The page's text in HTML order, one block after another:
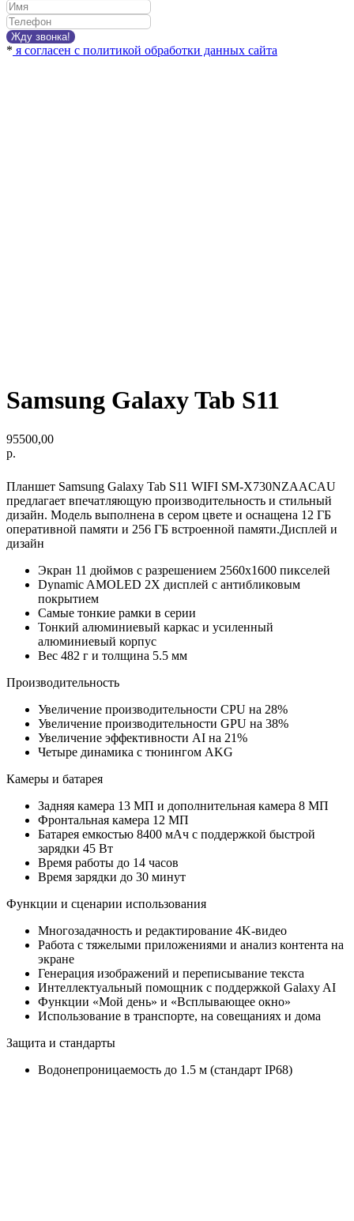
Жду звонка!
* я согласен с политикой обработки данных сайта
Samsung Galaxy Tab S11
95500,00
р.
Планшет Samsung Galaxy Tab S11 WIFI SM-X730NZAACAU
предлагает впечатляющую производительность и стильный
дизайн. Модель выполнена в сером цвете и оснащена 12 ГБ
оперативной памяти и 256 ГБ встроенной памяти.Дисплей и
дизайн
Экран 11 дюймов с разрешением 2560x1600 пикселей
Dynamic AMOLED 2X дисплей с антибликовым
покрытием
Самые тонкие рамки в серии
Тонкий алюминиевый каркас и усиленный
алюминиевый корпус
Вес 482 г и толщина 5.5 мм
Производительность
Увеличение производительности CPU на 28%
Увеличение производительности GPU на 38%
Увеличение эффективности AI на 21%
Четыре динамика с тюнингом AKG
Камеры и батарея
Задняя камера 13 МП и дополнительная камера 8 МП
Фронтальная камера 12 МП
Батарея емкостью 8400 мАч с поддержкой быстрой
зарядки 45 Вт
Время работы до 14 часов
Время зарядки до 30 минут
Функции и сценарии использования
Многозадачность и редактирование 4K-видео
Работа с тяжелыми приложениями и анализ контента на
экране
Генерация изображений и переписывание текста
Интеллектуальный помощник с поддержкой Galaxy AI
Функции «Мой день» и «Всплывающее окно»
Использование в транспорте, на совещаниях и дома
Защита и стандарты
Водонепроницаемость до 1.5 м (стандарт IP68)